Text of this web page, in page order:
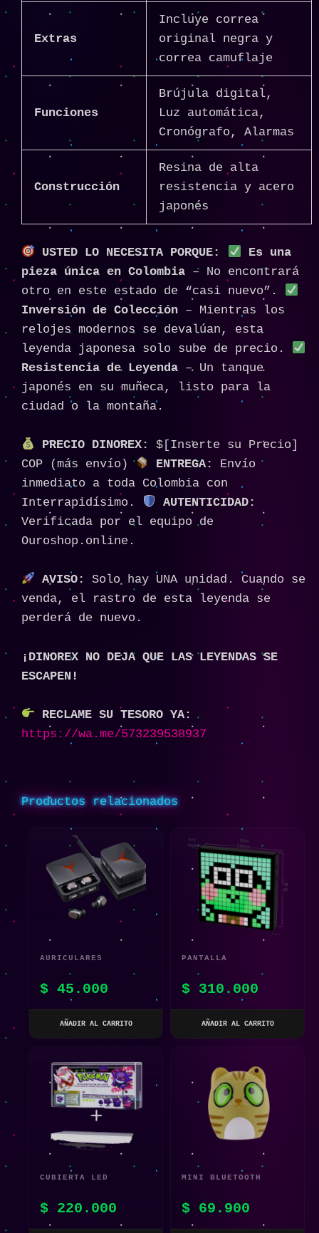
Extras
Incluye correa
original negra y
correa camuflaje
Funciones
Brújula digital,
Luz automática,
Cronógrafo, Alarmas
Construcción
Resina de alta
resistencia y acero
japonés
USTED LO NECESITA PORQUE:
Es una
pieza única en Colombia – No encontrará
otro en este estado de “casi nuevo”.
Inversión de Colección – Mientras los
relojes modernos se devalúan, esta
leyenda japonesa solo sube de precio.
Resistencia de Leyenda – Un tanque
japonés en su muñeca, listo para la
ciudad o la montaña.
PRECIO DINOREX:
$[Inserte su Precio]
COP (más envío)
ENTREGA:
Envío
inmediato a toda Colombia con
Interrapidísimo.
AUTENTICIDAD:
Verificada por el equipo de
Ouroshop.online.
AVISO:
Solo hay UNA unidad. Cuando se
venda, el rastro de esta leyenda se
perderá de nuevo.
¡DINOREX NO DEJA QUE LAS LEYENDAS SE
ESCAPEN!
RECLAME SU TESORO YA:
https://wa.me/573239538937
Productos relacionados
AURICULARES
INALÁMBRICOS TWS
M90
$ 45.000
AÑADIR AL CARRITO
PANTALLA
INTELIGENTE PIXELES
LED
$ 310.000
AÑADIR AL CARRITO
CUBIERTA LED
NINTENDO SWITCH /
$ 220.000
MINI BLUETOOTH
$ 69.900